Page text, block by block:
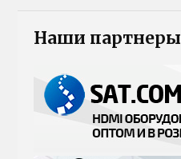
Наши партнеры